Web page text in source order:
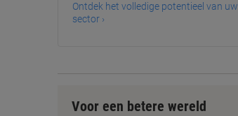
Ontdek het volledige potentieel van uw
sector ›
Voor een betere wereld